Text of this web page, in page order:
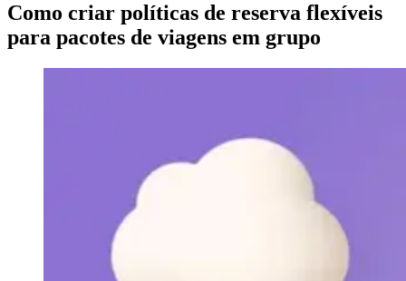
Como criar políticas de reserva flexíveis
para pacotes de viagens em grupo